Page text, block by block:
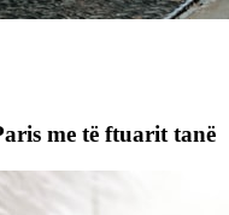
me të ftuarit tanë